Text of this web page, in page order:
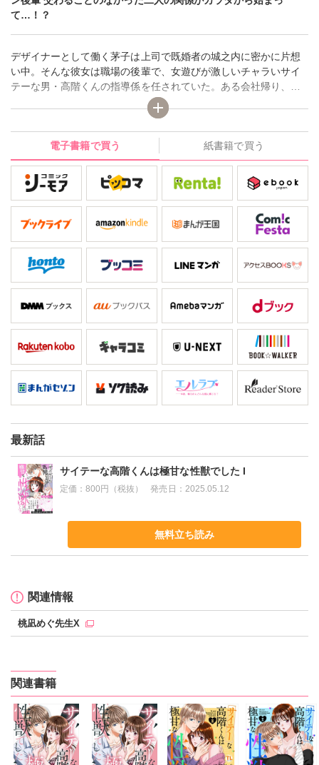
て…！？
デザイナーとして働く茅子は上司で既婚者の城之内に密かに片想
い中。そんな彼女は職場の後輩で、女遊びが激しいチャラいサイ
テーな男・高階くんの指導係を任されていた。ある会社帰り、高
階くんと女の子との修羅場に遭遇！そのまま強引に彼に飲みにつ
れていかれて…！？そして酔い潰れてしまった高階くんを部屋ま
で送り届けた茅子だったが、いきなり彼に押し倒され一晩を共に
過ごすことになりーー！？ 実らない恋をしている女子と女好きの
チャラい後輩のカラダから始まる甘ウブ恋！
電子書籍で買う 紙書籍で買う
最新話
サイテーな高階くんは極甘な性獣でした I
定価：800円（税抜） 発売日： 2025.05.12
無料立ち読み
関連情報
桃凪めぐ先生X
関連書籍